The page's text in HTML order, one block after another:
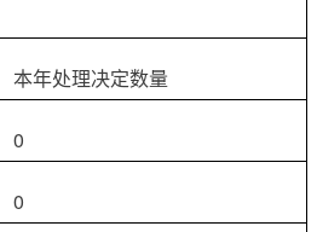
本年处理决定数量
0
0